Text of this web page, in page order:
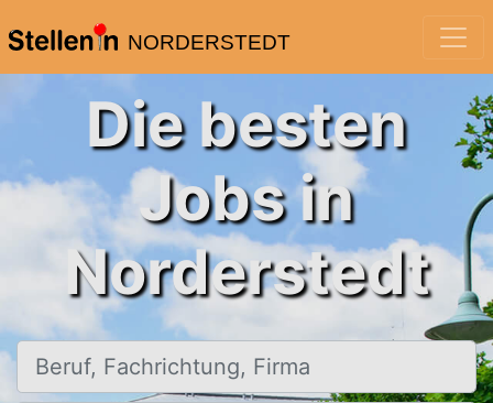
NORDERSTEDT
Die besten
Jobs in
Norderstedt
Beruf, Fachrichtung, Firma